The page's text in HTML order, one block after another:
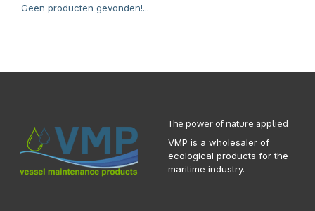
Geen producten gevonden!...
The power of nature applied
VMP is a wholesaler of
ecological products for the
maritime industry.